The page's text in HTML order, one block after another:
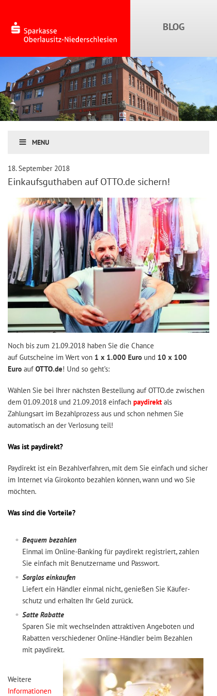
MENU
18. September 2018
Einkaufsguthaben auf OTTO.de sichern!
Noch bis zum 21.09.2018 haben Sie die Chance
auf Gutscheine im Wert von 1 x 1.000 Euro und 10 x 100
Euro auf OTTO.de! Und so geht’s:
Wählen Sie bei Ihrer nächsten Bestellung auf OTTO.de zwischen
dem 01.09.2018 und 21.09.2018 einfach paydirektals
Zahlungsart im Bezahlprozess aus und schon nehmen Sie
automatisch an der Verlosung teil!
Was ist paydirekt?
Paydirekt ist ein Bezahlverfahren, mit dem Sie einfach und sicher
im Internet via Girokonto bezahlen können, wann und wo Sie
möchten.
Was sind die Vorteile?
Bequem bezahlen
Einmal im Online-Banking für paydirekt registriert, zahlen
Sie einfach mit Benutzer­name und Passwort.
Sorglos einkaufen
Liefert ein Händler einmal nicht, genießen Sie Käufer­
schutz und erhalten Ihr Geld zurück.
Satte Rabatte
Sparen Sie mit wechselnden attraktiven Angeboten und
Rabatten verschiedener Online-Händler beim Bezahlen
mit paydirekt.
Weitere
Informationen